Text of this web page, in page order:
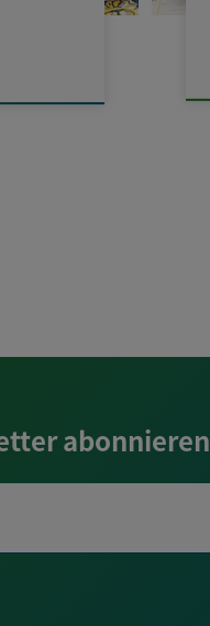
abonnieren